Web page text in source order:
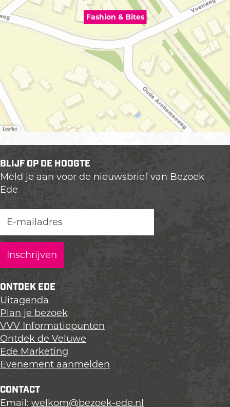
Fashion & Bites
Leaflet
BLIJF OP DE HOOGTE
Meld je aan voor de nieuwsbrief van Bezoek
Ede
ONTDEK EDE
Uitagenda
Plan je bezoek
VVV Informatiepunten
Ontdek de Veluwe
Ede Marketing
Evenement aanmelden
CONTACT
Email: welkom@bezoek-ede.nl